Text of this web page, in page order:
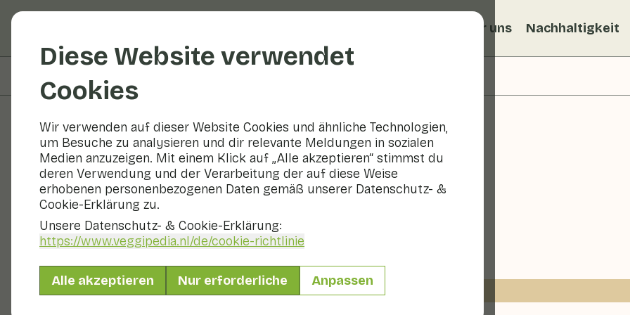
Diese Website verwendet
Cookies
Wir verwenden auf dieser Website Cookies und ähnliche Technologien,
um Besuche zu analysieren und dir relevante Meldungen in sozialen
Medien anzuzeigen. Mit einem Klick auf „Alle akzeptieren“ stimmst du
deren Verwendung und der Verarbeitung der auf diese Weise
erhobenen personenbezogenen Daten gemäß unserer Datenschutz- &
Cookie-Erklärung zu.
Unsere Datenschutz- & Cookie-Erklärung:
https://www.veggipedia.nl/de/cookie-richtlinie
Alle akzeptieren Nur erforderliche Anpassen
Über uns Nachhaltigkeit
Rezepte
Zucchini mit Zitrone
Hauptgericht 2 Personen
Mit saisonalen Produkten